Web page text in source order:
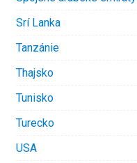
Srí Lanka
Tanzánie
Thajsko
Tunisko
Turecko
USA